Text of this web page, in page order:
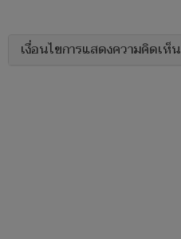
เงื่อนไขการแสดงความคิดเห็น